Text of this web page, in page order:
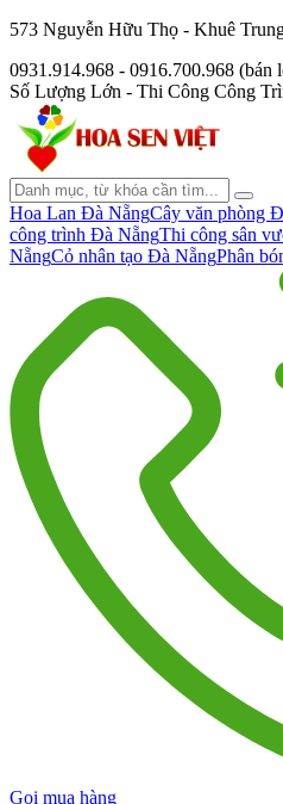
573 Nguyễn Hữu Thọ - Khuê
0931.914.968 - 0916.700.968 (bán
Số Lượng Lớn - Thi Công Công
Hoa Lan Đà NẵngCây văn phòng
công trình Đà NẵngThi công sân
NẵngCỏ nhân tạo Đà NẵngPhân
Gọi mua hàng